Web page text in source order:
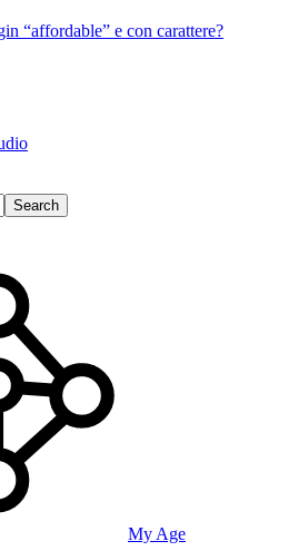
“affordable” e con carattere?
My Age